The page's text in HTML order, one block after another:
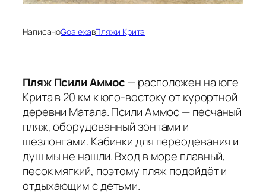
НаписаноGoalexaвПляжи Крита
Пляж Псили Аммос— расположен на юге
Крита в 20 км к юго-востоку от курортной
деревни Матала. Псили Аммос — песчаный
пляж, оборудованный зонтами и
шезлонгами. Кабинки для переодевания и
душ мы не нашли. Вход в море плавный,
песок мягкий, поэтому пляж подойдёт и
отдыхающим с детьми.